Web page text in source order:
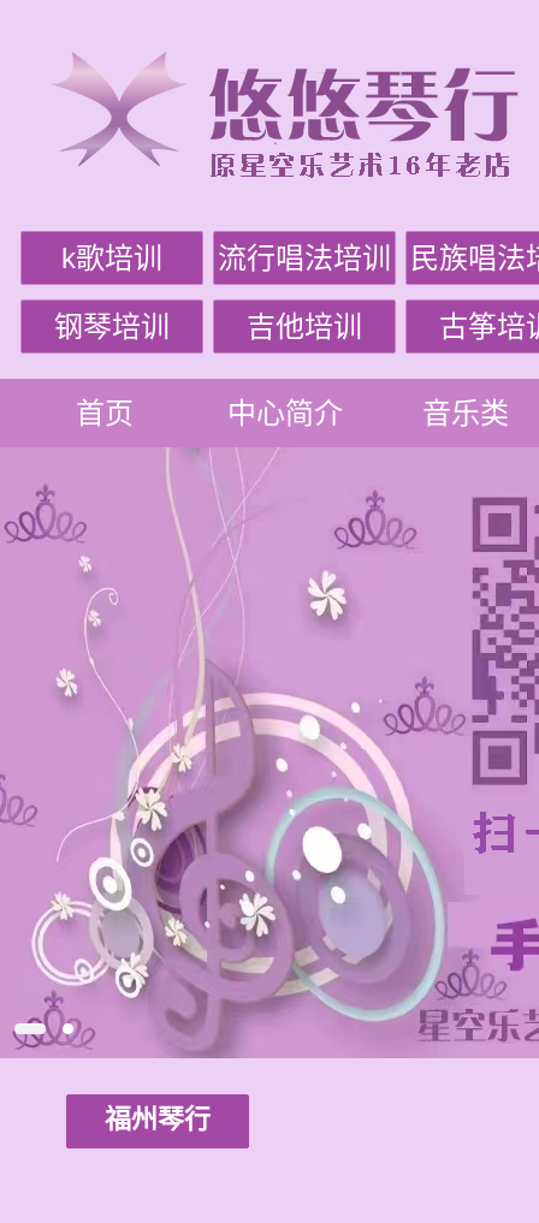
k歌培训 流行唱法培训 民族唱法
钢琴培训 吉他培训 古筝培
首页 中心简介 音乐类
福州琴行